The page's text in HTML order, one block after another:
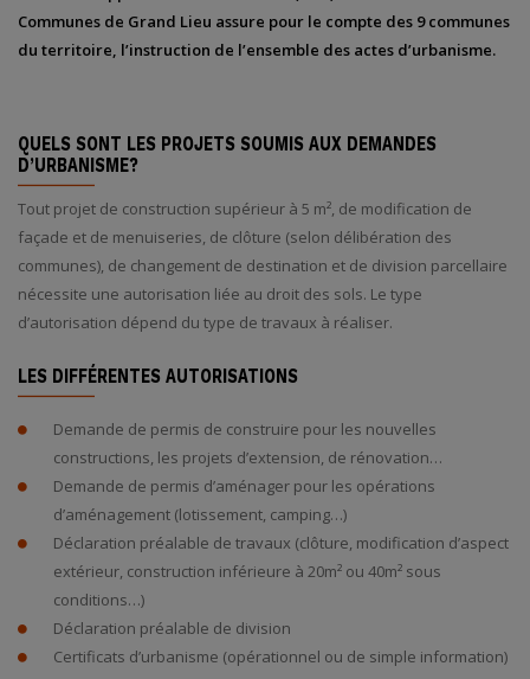
Communes de Grand Lieu assure pour le compte des 9 communes
du territoire, l’instruction de l’ensemble des actes d’urbanisme.
QUELS SONT LES PROJETS SOUMIS AUX DEMANDES
D’URBANISME?
Tout projet de construction supérieur à 5 m², de modification de
façade et de menuiseries, de clôture (selon délibération des
communes), de changement de destination et de division parcellaire
nécessite une autorisation liée au droit des sols. Le type
d’autorisation dépend du type de travaux à réaliser.
LES DIFFÉRENTES AUTORISATIONS
Demande de permis de construire pour les nouvelles
constructions, les projets d’extension, de rénovation…
Demande de permis d’aménager pour les opérations
d’aménagement (lotissement, camping…)
Déclaration préalable de travaux (clôture, modification d’aspect
extérieur, construction inférieure à 20m² ou 40m² sous
conditions…)
Déclaration préalable de division
Certificats d’urbanisme (opérationnel ou de simple information)